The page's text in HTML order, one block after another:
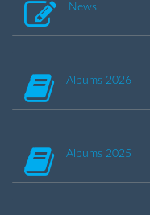
News
Albums 2026
Albums 2025